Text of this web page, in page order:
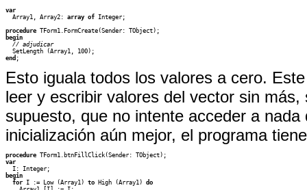
var
Array1, Array2: array of Integer;
procedure
begin
// adjudicar
end ;
Esto iguala todos los valores a cero.
leer y escribir valores del vector sin
supuesto, que no intente acceder a
inicialización aún mejor, el programa
procedure
var
begin
for I := Low (Array1) to High (Array1) do